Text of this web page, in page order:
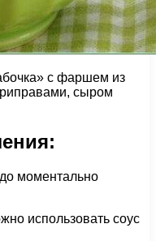
с фаршем из
сыром
моментально
использовать соус